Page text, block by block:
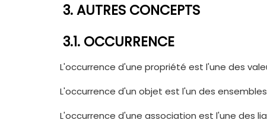
3. AUTRES CONCEPTS
3.1. OCCURRENCE
L'occurrence d'une propriété est l'une des
L'occurrence d'un objet est l'un des
L'occurrence d'une association est l'une des